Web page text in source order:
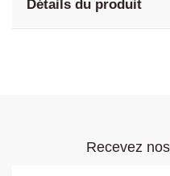
Détails du produit
Recevez